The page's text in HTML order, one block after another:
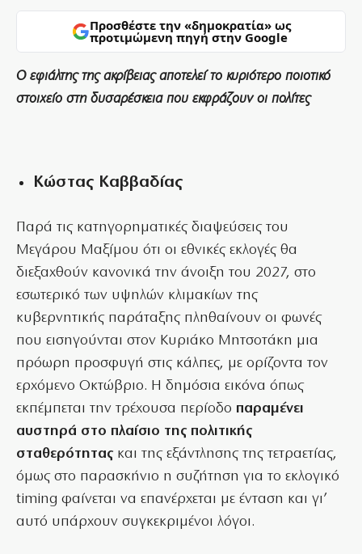
Προσθέστε την «δημοκρατία» ως
προτιμώμενη πηγή στην Google
Ο εφιάλτης της ακρίβειας αποτελεί το κυριότερο ποιοτικό
στοιχείο στη δυσαρέσκεια που εκφράζουν οι πολίτες
Κώστας Καββαδίας
Παρά τις κατηγορηματικές διαψεύσεις του
Μεγάρου Μαξίμου ότι οι εθνικές εκλογές θα
διεξαχθούν κανονικά την άνοιξη του 2027, στο
εσωτερικό των υψηλών κλιμακίων της
κυβερνητικής παράταξης πληθαίνουν οι φωνές
που εισηγούνται στον Κυριάκο Μητσοτάκη μια
πρόωρη προσφυγή στις κάλπες, με ορίζοντα τον
ερχόμενο Οκτώβριο. Η δημόσια εικόνα όπως
εκπέμπεται την τρέχουσα περίοδο παραμένει
αυστηρά στο πλαίσιο της πολιτικής
σταθερότητας και της εξάντλησης της τετραετίας,
όμως στο παρασκήνιο η συζήτηση για το εκλογικό
timing φαίνεται να επανέρχεται με ένταση και γι’
αυτό υπάρχουν συγκεκριμένοι λόγοι.